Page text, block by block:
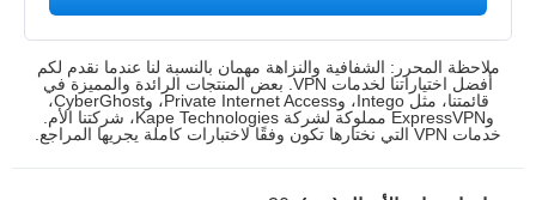
ملاحظة المحرر: الشفافية والنزاهة مهمان بالنسبة لنا عندما نقدم لكم
أفضل اختياراتنا لخدمات VPN. بعض المنتجات الرائدة والمميزة في
قائمتنا، مثل Intego، وPrivate Internet Access، وCyberGhost،
وExpressVPN مملوكة لشركة Kape Technologies، شركتنا الأم.
خدمات VPN التي نختارها تكون وفقًا لاختبارات كاملة يجريها المراجع.